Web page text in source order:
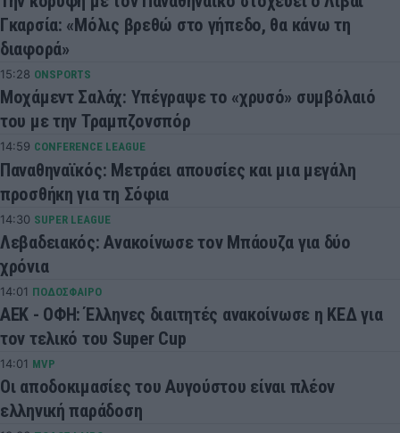
Γκαρσία: «Μόλις βρεθώ στο γήπεδο, θα κάνω τη
διαφορά»
15:28 ONSPORTS
Μοχάμεντ Σαλάχ: Υπέγραψε το «χρυσό» συμβόλαιό
του με την Τραμπζονσπόρ
14:59 CONFERENCE LEAGUE
Παναθηναϊκός: Μετράει απουσίες και μια μεγάλη
προσθήκη για τη Σόφια
14:30 SUPER LEAGUE
Λεβαδειακός: Ανακοίνωσε τον Μπάουζα για δύο
χρόνια
14:01 ΠΟΔΟΣΦΑΙΡΟ
ΑΕΚ - ΟΦΗ: Έλληνες διαιτητές ανακοίνωσε η ΚΕΔ για
τον τελικό του Super Cup
14:01 MVP
Οι αποδοκιμασίες του Αυγούστου είναι πλέον
ελληνική παράδοση